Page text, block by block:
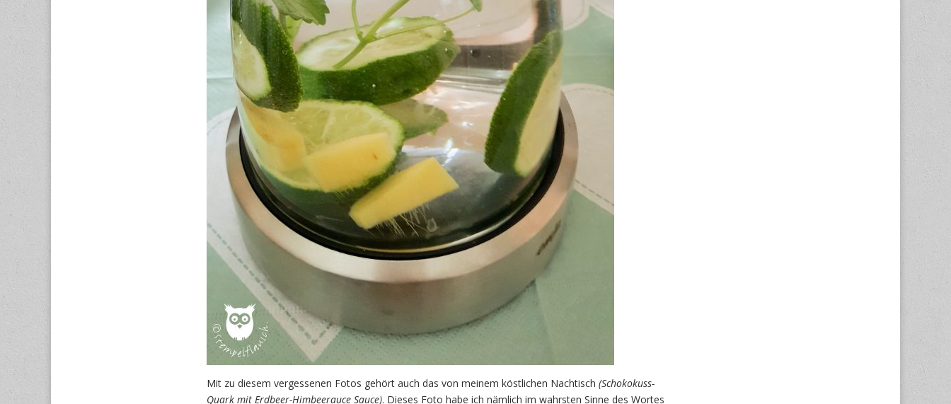
Mit zu diesem vergessenen Fotos gehört auch das von meinem köstlichen Nachtisch (Schokokuss-
Quark mit Erdbeer-Himbeerauce Sauce). Dieses Foto habe ich nämlich im wahrsten Sinne des Wortes